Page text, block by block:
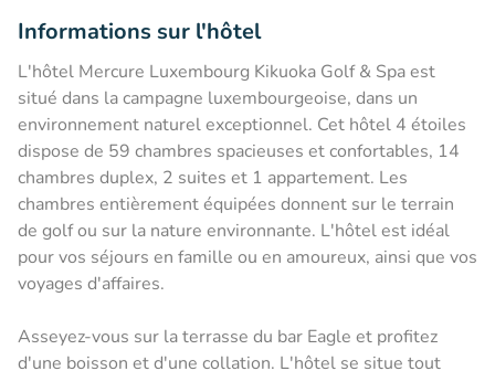
Informations sur l'hôtel
L'hôtel Mercure Luxembourg Kikuoka Golf & Spa est
situé dans la campagne luxembourgeoise, dans un
environnement naturel exceptionnel. Cet hôtel 4 étoiles
dispose de 59 chambres spacieuses et confortables, 14
chambres duplex, 2 suites et 1 appartement. Les
chambres entièrement équipées donnent sur le terrain
de golf ou sur la nature environnante. L'hôtel est idéal
pour vos séjours en famille ou en amoureux, ainsi que vos
voyages d'affaires.
Asseyez-vous sur la terrasse du bar Eagle et profitez
d'une boisson et d'une collation. L'hôtel se situe tout